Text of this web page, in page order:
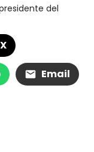
del
Email